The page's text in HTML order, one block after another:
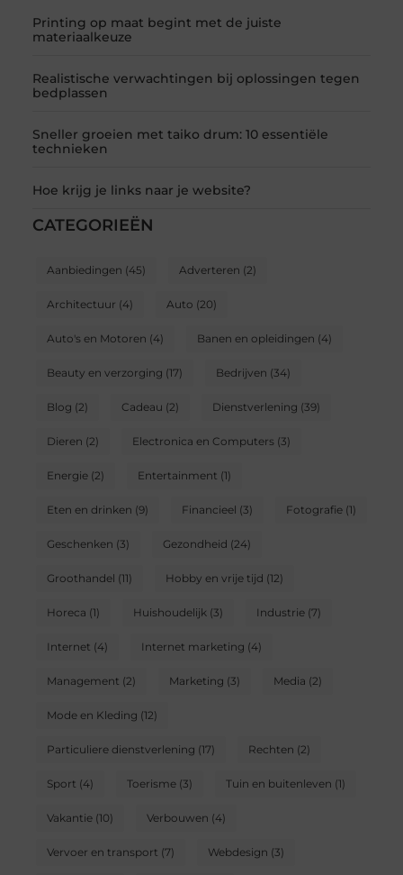
Printing op maat begint met de juiste
materiaalkeuze
Realistische verwachtingen bij oplossingen tegen
bedplassen
Sneller groeien met taiko drum: 10 essentiële
technieken
Hoe krijg je links naar je website?
CATEGORIEËN
Aanbiedingen (45) Adverteren (2)
Architectuur (4) Auto (20)
Auto's en Motoren (4) Banen en opleidingen (4)
Beauty en verzorging (17) Bedrijven (34)
Blog (2) Cadeau (2) Dienstverlening (39)
Dieren (2) Electronica en Computers(3)
Energie(2) Entertainment (1)
Eten en drinken (9) Financieel (3) Fotografie(1)
Geschenken (3) Gezondheid (24)
Groothandel (11) Hobby en vrije tijd (12)
Horeca (1) Huishoudelijk(3) Industrie(7)
Internet (4) Internet marketing (4)
Management (2) Marketing (3) Media (2)
Mode en Kleding (12)
Particuliere dienstverlening (17) Rechten (2)
Sport (4) Toerisme(3) Tuin en buitenleven (1)
Vakantie(10) Verbouwen (4)
Vervoer en transport (7) Webdesign (3)